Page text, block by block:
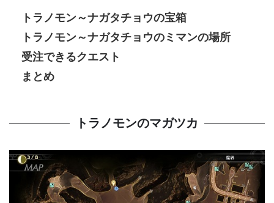
トラノモン～ナガタチョウの宝箱
トラノモン～ナガタチョウのミマンの場所
受注できるクエスト
まとめ
トラノモンのマガツカ